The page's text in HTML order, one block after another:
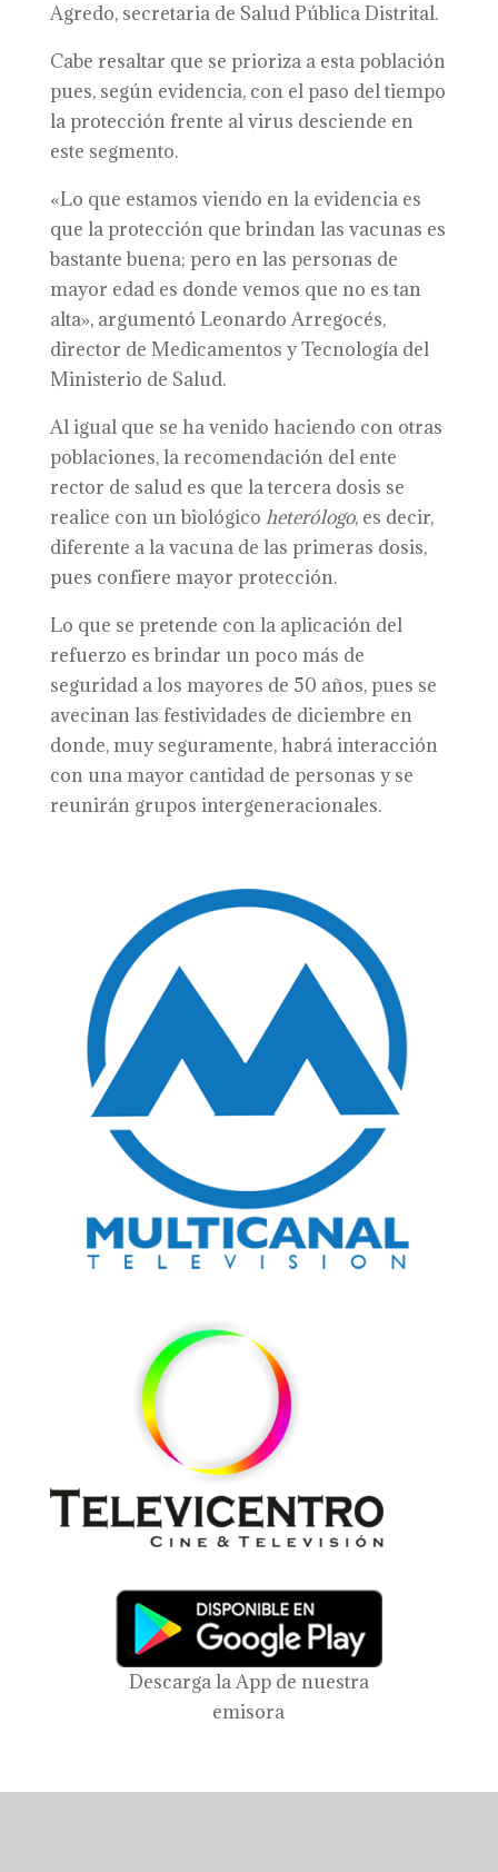
Agredo, secretaria de Salud Pública Distrital.
Cabe resaltar que se prioriza a esta población
pues, según evidencia, con el paso del tiempo
la protección frente al virus desciende en
este segmento.
«Lo que estamos viendo en la evidencia es
que la protección que brindan las vacunas es
bastante buena; pero en las personas de
mayor edad es donde vemos que no es tan
alta», argumentó Leonardo Arregocés,
director de Medicamentos y Tecnología del
Ministerio de Salud.
Al igual que se ha venido haciendo con otras
poblaciones, la recomendación del ente
rector de salud es que la tercera dosis se
realice con un biológico heterólogo, es decir,
diferente a la vacuna de las primeras dosis,
pues confiere mayor protección.
Lo que se pretende con la aplicación del
refuerzo es brindar un poco más de
seguridad a los mayores de 50 años, pues se
avecinan las festividades de diciembre en
donde, muy seguramente, habrá interacción
con una mayor cantidad de personas y se
reunirán grupos intergeneracionales.
Descarga la App de nuestra
emisora